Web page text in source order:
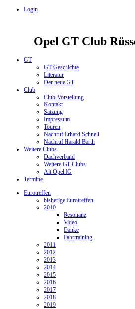
Login
Opel GT Club
GT
GT-Geschichte
Literatur
Der neue GT
Club
Club-Vorstellung
Kontakt
Satzung
Impressum
Touren
Nachruf Erhard Schnell
Nachruf Harald Barth
Weitere Clubs
Dachverband
Weitere GT Clubs
Alt Opel IG
Termine
Eurotreffen
bisherige Eurotreffen
2010
Resonanz
Video
Danke
Fahrtraining
2011
2012
2013
2014
2015
2016
2017
2018
2019